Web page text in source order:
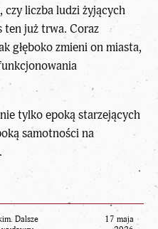
czy liczba ludzi żyjących
ten już trwa. Coraz
głęboko zmieni on miasta,
tylko epoką starzejących
samotności na
Dalsze
17 maja